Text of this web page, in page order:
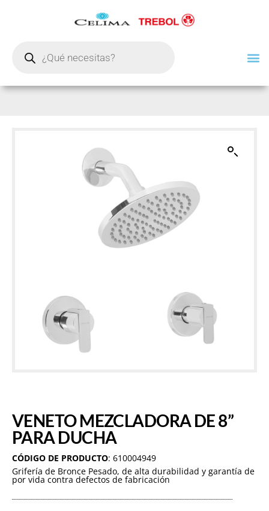
VENETO MEZCLADORA DE 8”
PARA DUCHA
CÓDIGO DE PRODUCTO: 610004949
Grifería de Bronce Pesado, de alta durabilidad y garantía de
por vida contra defectos de fabricación